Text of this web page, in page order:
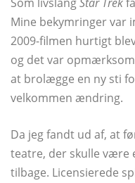
Som livslangStar Trek
Mine bekymringer var
2009-filmen hurtigt
og det var
at brolægge en ny sti
velkommen ændring.
Da jeg fandt ud af, at
teatre, der skulle være
tilbage. Licensierede